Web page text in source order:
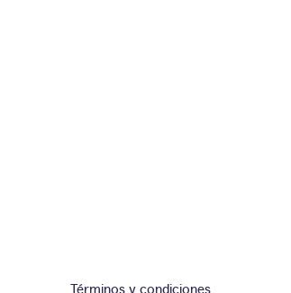
Términos y condiciones